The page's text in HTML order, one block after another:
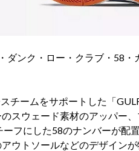
ダンク・ロー・クラブ・58・
チームをサポートした「
スウェード素材のアッパー
フにした58のナンバーが配
ウトソールなどのデザイン